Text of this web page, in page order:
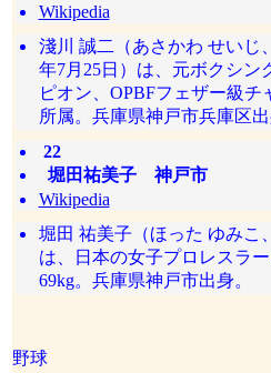
Wikipedia
淺川 誠二（あさかわ せいじ
年7月25日）は、元ボクシン
ピオン、OPBFフェザー級
所属。兵庫県神戸市兵庫区
22
堀田祐美子 神戸市
Wikipedia
堀田 祐美子（ほった ゆみこ
は、日本の女子プロレスラ
69kg。兵庫県神戸市出身。
野球